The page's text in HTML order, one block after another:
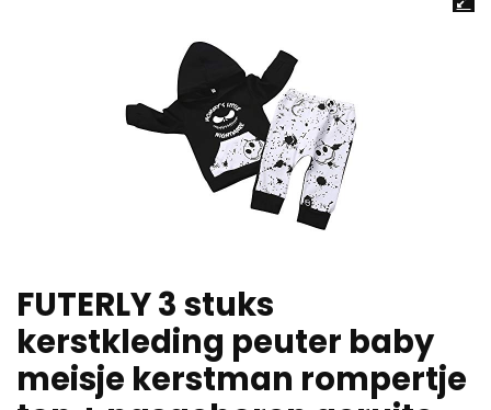
FUTERLY 3 stuks
kerstkleding peuter baby
meisje kerstman rompertje